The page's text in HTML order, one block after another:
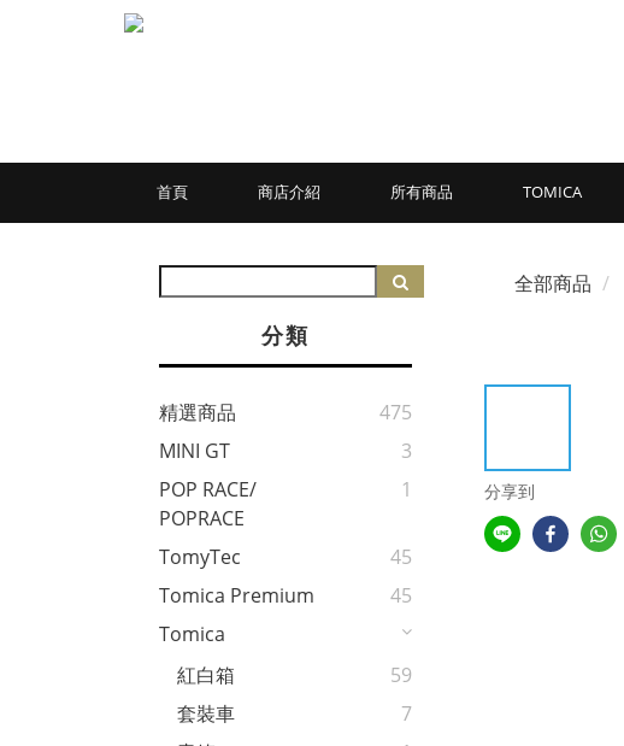
首頁 商店介紹 所有商品 TOMICA
分類
精選商品
475
MINI GT
3
POP RACE/
POPRACE
1
TomyTec
45
Tomica Premium
45
Tomica
紅白箱
59
套裝車
7
全部商品
分享到